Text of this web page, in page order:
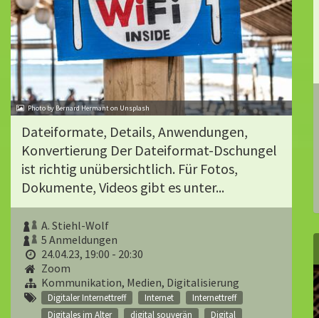
Photo by Bernard Hermant on Unsplash
Dateiformate, Details, Anwendungen,
Konvertierung Der Dateiformat-Dschungel
ist richtig unübersichtlich. Für Fotos,
Dokumente, Videos gibt es unter...
A. Stiehl-Wolf
5 Anmeldungen
24.04.23, 19:00 - 20:30
Zoom
Kommunikation, Medien, Digitalisierung
Digitaler Internettreff Internet
Internettreff
Digitales im Alter
digital souverän
Digital